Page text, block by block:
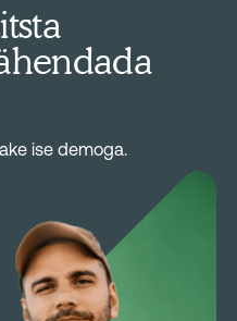
ise demoga.